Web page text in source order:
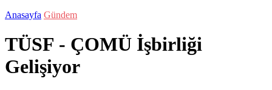
Anasayfa Gündem
TÜSF - ÇOMÜ İşbirliği
Gelişiyor